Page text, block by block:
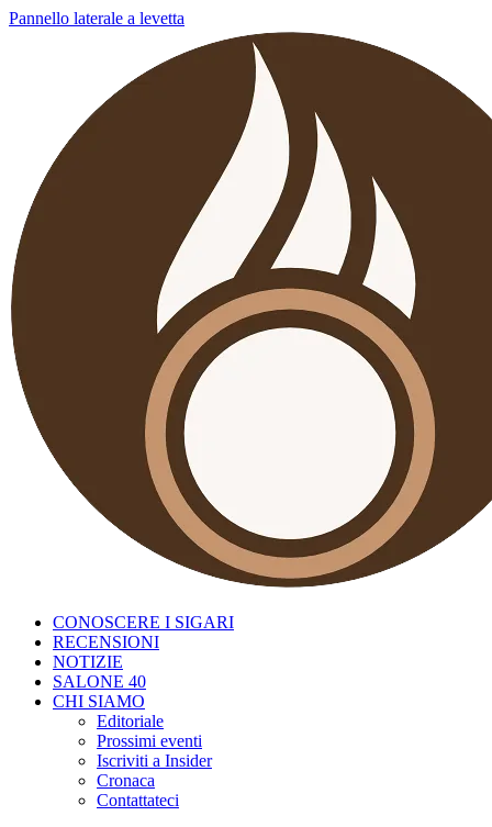
Pannello laterale a levetta
CONOSCERE I SIGARI
RECENSIONI
NOTIZIE
SALONE 40
CHI SIAMO
Editoriale
Prossimi eventi
Iscriviti a Insider
Cronaca
Contattateci